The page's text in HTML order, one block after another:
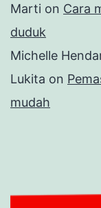
Marti on Cara
duduk
Michelle
Lukita on
mudah